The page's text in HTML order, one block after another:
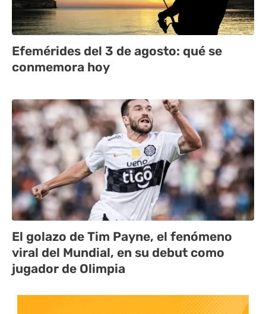
Efemérides del 3 de agosto: qué se
conmemora hoy
El golazo de Tim Payne, el fenómeno
viral del Mundial, en su debut como
jugador de Olimpia